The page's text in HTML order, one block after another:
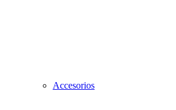
Accesorios